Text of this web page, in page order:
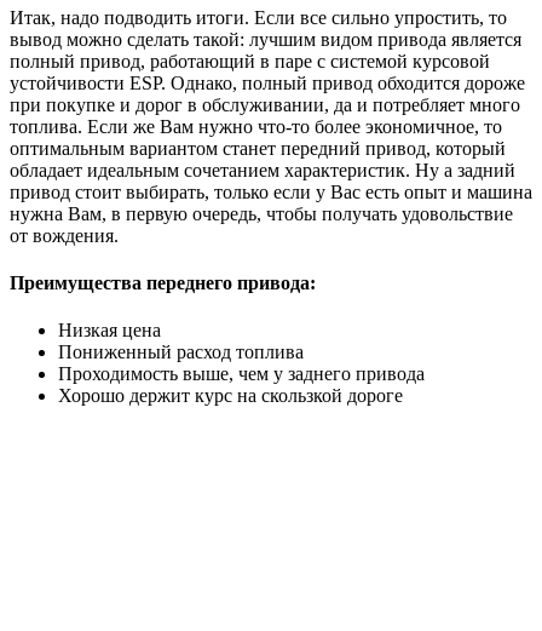
Итак, надо подводить итоги. Если все сильно упростить, то
вывод можно сделать такой: лучшим видом привода является
полный привод, работающий в паре с системой курсовой
устойчивости ESP. Однако, полный привод обходится дороже
при покупке и дорог в обслуживании, да и потребляет много
топлива. Если же Вам нужно что-то более экономичное, то
оптимальным вариантом станет передний привод, который
обладает идеальным сочетанием характеристик. Ну а задний
привод стоит выбирать, только если у Вас есть опыт и машина
нужна Вам, в первую очередь, чтобы получать удовольствие
от вождения.
Преимущества переднего привода:
Низкая цена
Пониженный расход топлива
Проходимость выше, чем у заднего привода
Хорошо держит курс на скользкой дороге